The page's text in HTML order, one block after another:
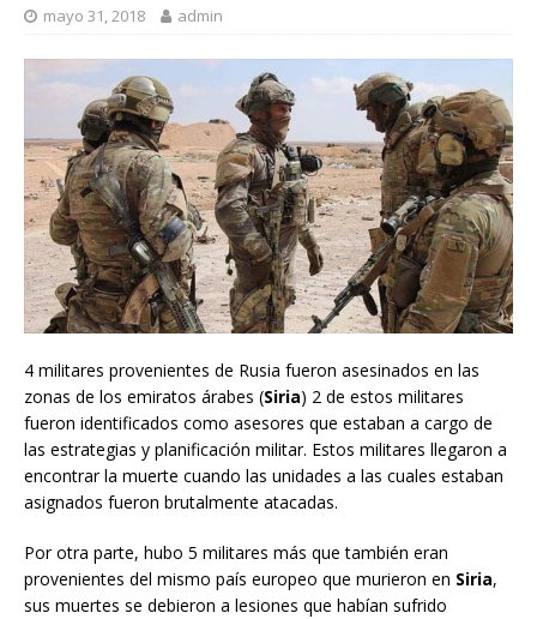
mayo 31, 2018 admin
4 militares provenientes de Rusia fueron asesinados en las
zonas de los emiratos árabes (Siria) 2 de estos militares
fueron identificados como asesores que estaban a cargo de
las estrategias y planificación militar. Estos militares llegaron a
encontrar la muerte cuando las unidades a las cuales estaban
asignados fueron brutalmente atacadas.
Por otra parte, hubo 5 militares más que también eran
provenientes del mismo país europeo que murieron en Siria,
sus muertes se debieron a lesiones que habían sufrido